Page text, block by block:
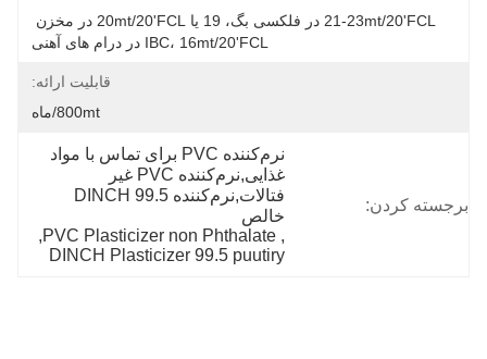
IBC، 16mt/20'FCL در درام های آهنی
قابلیت ارائه:
800mt/ماه
برجسته کردن:
خالص
,
PVC Plasticizer non Phthalate
,
DINCH Plasticizer 99.5 puutiry